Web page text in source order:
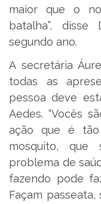
maior que o
batalha”, disse
segundo ano.
A secretária
todas as
pessoa deve
Aedes. “Vocês
ação que é
mosquito, que
problema de
fazendo pode
Façam